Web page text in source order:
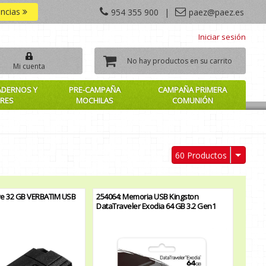
954 355 900 | paez@paez.es
Iniciar sesión
Mi cuenta
No hay productos en su carrito
Y
PRE-CAMPAÑA
MOCHILAS
CAMPAÑA PRIMERA
COMUNIÓN
60 Productos
32 GB VERBATIM USB
254064: Memoria USB Kingston
DataTraveler Exodia 64 GB 3.2 Gen1